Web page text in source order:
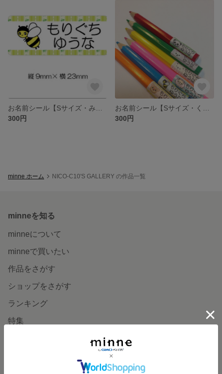
300円
300円
minne ホーム NICO-C10'S GALLERY の作品一覧
minneを知る
minneについて
minneで買いたい
作品をさがす
ショップをさがす
ランキング
特集